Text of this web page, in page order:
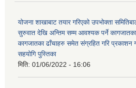
योजना शाखाबाट तयार गरिएको उपभोक्ता
सुरुवात देखि अन्तिम सम्म आवश्यक पर्ने
कागजातका ढाँचाहरु समेत संग्रहित गरि प्रकाशन
सहयोगि पुस्तिका
मिति: 01/06/2022 - 16:06